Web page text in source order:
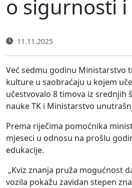
o sigurnosti
11.11.2025
Već sedmu godinu Ministarstvo
kulture u saobraćaju u kojem
učestvovalo 8 timova iz srednjih
nauke TK i Ministarstvo
Prema riječima pomoćnika
mjeseci u odnosu na prošlu
edukacije.
„Kviz znanja pruža mogućnost
vozila pokažu zavidan stepen